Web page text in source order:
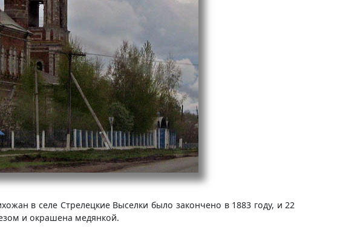
в селе Стрелецкие Выселки было закончено в 1883 году, и 22
и окрашена медянкой.